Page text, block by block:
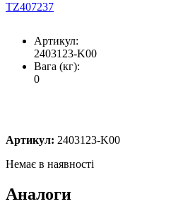
TZ407237
Артикул:
2403123-K00
Вага (кг):
0
Артикул: 2403123-K00
Немає в наявності
Аналоги